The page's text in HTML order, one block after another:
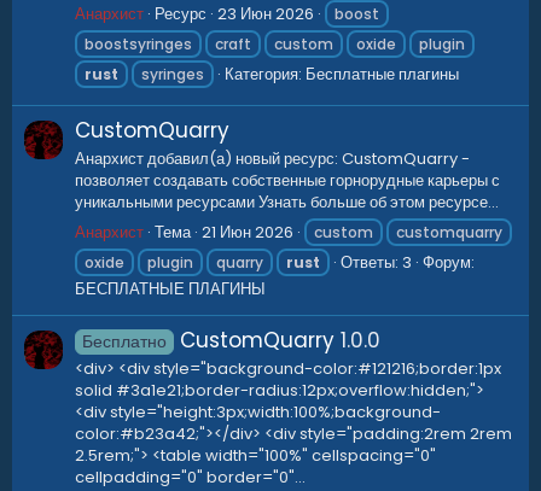
Анархист Ресурс 23 Июн 2026
boost
boostsyringes
craft custom oxide
plugin
rust
syringes Категория: Бесплатные плагины
CustomQuarry
Анархист добавил(а) новый ресурс: CustomQuarry -
позволяет создавать собственные горнорудные карьеры с
уникальными ресурсами Узнать больше об этом ресурсе...
Анархист Тема 21 Июн 2026 custom
customquarry
oxide
plugin quarry rust Ответы: 3 Форум:
БЕСПЛАТНЫЕ ПЛАГИНЫ
Бесплатно CustomQuarry 1.0.0
<div> <div style="background-color:#121216;border:1px
solid #3a1e21;border-radius:12px;overflow:hidden;">
<div style="height:3px;width:100%;background-
color:#b23a42;"></div> <div style="padding:2rem 2rem
2.5rem;"> <table width="100%" cellspacing="0"
cellpadding="0" border="0"...